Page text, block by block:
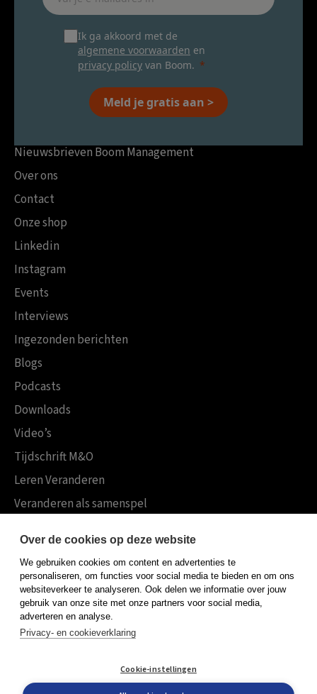
Ik ga akkoord met de
algemene voorwaarden en
privacy policy van Boom.
Meld je gratis aan >
Nieuwsbrieven Boom Management
Over ons
Contact
Onze shop
Linkedin
Instagram
Events
Interviews
Ingezonden berichten
Blogs
Podcasts
Downloads
Video’s
Tijdschrift M&O
Leren Veranderen
Veranderen als samenspel
Koninklijke Boom uitgevers
Boom Psychologie
Boom Hoger Onderwijs
Privacy policy
Over de cookies op deze website
We gebruiken cookies om content en advertenties te
personaliseren, om functies voor social media te bieden en om ons
websiteverkeer te analyseren. Ook delen we informatie over jouw
gebruik van onze site met onze partners voor social media,
adverteren en analyse.
Privacy- en cookieverklaring
Cookie-instellingen